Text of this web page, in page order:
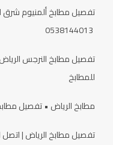
م
ط
ب
خ
ي
ب
ص
ا
ة
تفصيل مطابخ ألمنيوم شرق
تفصيل مطابخ النرجس
للمطابخ
مطابخ الرياض • تفصيل
تفصيل مطابخ الرياض | اتصل الان